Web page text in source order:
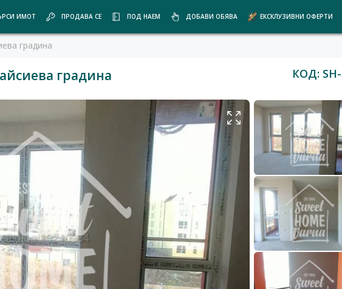
ИМОТ ПРОДАВА СЕ ПОД НАЕМ ДОБАВИ ОБЯВА ЕКСКЛУЗИВНИ ОФЕРТИ
градина
градина КОД: